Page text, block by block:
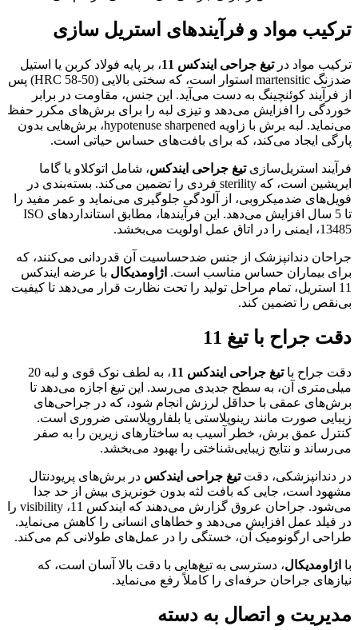
ترکیب مواد و فرآیندهای استریل سازی
ترکیب مواد درتیغ جراحی ایندکس 11
، بر پایه فولاد کربن یا استیل
ضدزنگ martensitic استوار است، که سختی بالایی (50-58 HRC) پس
از فرآیند کوئنچینگ به دست می‌آید. این جنس، مقاومت در برابر
خوردگی را افزایش می‌دهد و تیزی لبه را برای برش‌های مکرر حفظ
می‌نماید. لبه برش با زاویه hypotenuse sharpened، برش‌هایی بدون
پارگی ایجاد می‌کند، که برای بافت‌های حساس حیاتی است.
فرآیند استریل‌سازیتیغ جراحی ایندکس، شامل اتوکلاو یا گاما
ایریشین است، که sterility فردی را تضمین می‌کند. بسته‌بندی در
فویل‌های ضدمیکروبی، از آلودگی جلوگیری می‌نماید و عمر مفید را
تا 5 سال افزایش می‌دهد. این فرآیندها، مطابق استانداردهای ISO
13485، ایمنی را در اتاق عمل اولویت می‌بخشد.
جراحان دندانپزشک از جنس ضدحساسیت آن قدردانی می‌کنند، که
برای بیماران حساس مناسب است. اژاومدیکال با عرضه ایندکس
11 استریل، تمام مراحل تولید را تحت نظارت قرار می‌دهد تا کیفیت
بی‌نقص را تضمین کند.
دقت جراح با تیغ 11
دقت جراح باتیغ جراحی ایندکس 11
، به لطف نوک قوی و لبه 20
میلی‌متری آن، به سطح جدیدی می‌رسد. این تیغ اجازه می‌دهد تا
برش‌های عمقی با حداقل لرزش انجام شود، که در جراحی‌های
زیبایی صورت مانند رینوپلاستی یا بلفاروپلاستی ضروری است.
کنترل عمق برش، خطر آسیب به ساختارهای زیرین را به صفر
می‌رساند و نتایج زیبایی‌شناختی را بهبود می‌بخشد.
در دندانپزشکی، دقتتیغ جراحی ایندکس در برش‌های پریودنتال
مشهود است، جایی که بافت لثه بدون خونریزی بیش از حد جدا
می‌شود. جراحان عروق گزارش می‌دهند که ایندکس 11، visibility را
در فیلد عمل افزایش می‌دهد و خطاهای انسانی را کاهش می‌نماید.
طراحی ارگونومیک آن، خستگی را در عمل‌های طولانی کم می‌کند.
با اژاومدیکال، دسترسی به تیغ‌هایی با دقت بالا آسان است، که
نیازهای جراحان حرفه‌ای را کاملاً رفع می‌نماید.
مدیریت و اتصال به دسته